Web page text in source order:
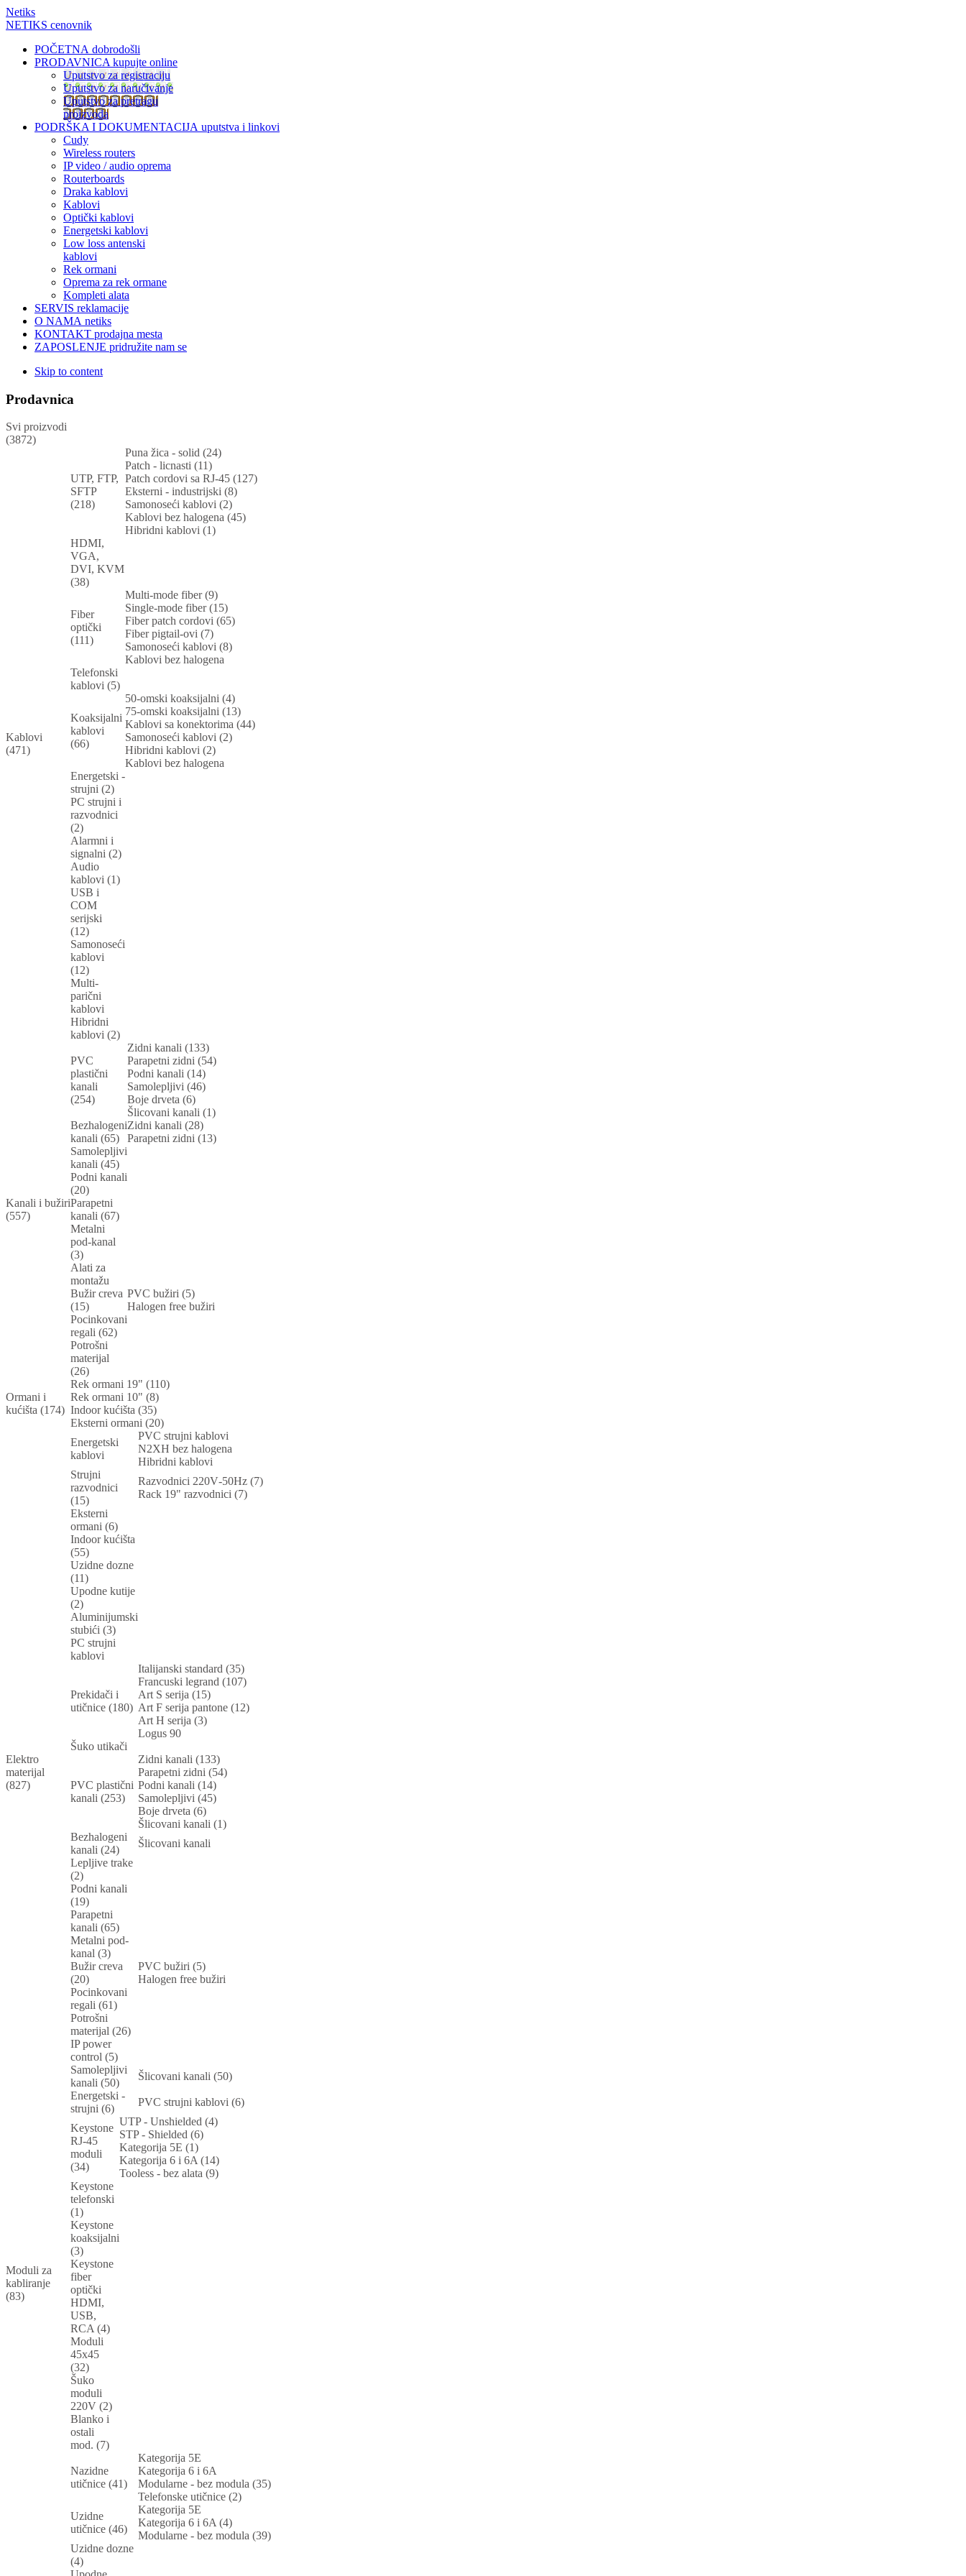
Netiks
NETIKS cenovnik
POČETNA dobrodošli
PRODAVNICA kupujte online
Uputstvo za registraciju
Uputstvo za naručivanje
Uputstvo za pretragu
proizvoda
PODRŠKA I DOKUMENTACIJA uputstva i linkovi
Cudy
Wireless routers
IP video / audio oprema
Routerboards
Draka kablovi
Kablovi
Optički kablovi
Energetski kablovi
Low loss antenski
kablovi
Rek ormani
Oprema za rek ormane
Kompleti alata
SERVIS reklamacije
O NAMA netiks
KONTAKT prodajna mesta
ZAPOSLENJE pridružite nam se
Skip to content
Prodavnica
Svi proizvodi
(3872)
Kablovi
(471)
UTP, FTP,
SFTP
(218)
Puna žica - solid (24)
Patch - licnasti (11)
Patch cordovi sa RJ-45 (127)
Eksterni - industrijski (8)
Samonoseći kablovi (2)
Kablovi bez halogena (45)
Hibridni kablovi (1)
HDMI,
VGA,
DVI, KVM
(38)
Fiber
optički
(111)
Multi-mode fiber (9)
Single-mode fiber (15)
Fiber patch cordovi (65)
Fiber pigtail-ovi (7)
Samonoseći kablovi (8)
Kablovi bez halogena
Telefonski
kablovi (5)
Koaksijalni
kablovi
(66)
50-omski koaksijalni (4)
75-omski koaksijalni (13)
Kablovi sa konektorima (44)
Samonoseći kablovi (2)
Hibridni kablovi (2)
Kablovi bez halogena
Energetski -
strujni (2)
PC strujni i
razvodnici
(2)
Alarmni i
signalni (2)
Audio
kablovi (1)
USB i
COM
serijski
(12)
Samonoseći
kablovi
(12)
Multi-
parični
kablovi
Hibridni
kablovi (2)
Kanali i bužiri
(557)
PVC
plastični
kanali
(254)
Zidni kanali (133)
Parapetni zidni (54)
Podni kanali (14)
Samolepljivi (46)
Boje drveta (6)
Šlicovani kanali (1)
Bezhalogeni
kanali (65)
Zidni kanali (28)
Parapetni zidni (13)
Samolepljivi
kanali (45)
Podni kanali
(20)
Parapetni
kanali (67)
Metalni
pod-kanal
(3)
Alati za
montažu
Bužir creva
(15)
PVC bužiri (5)
Halogen free bužiri
Pocinkovani
regali (62)
Potrošni
materijal
(26)
Ormani i
kućišta (174)
Rek ormani 19" (110)
Rek ormani 10" (8)
Indoor kućišta (35)
Eksterni ormani (20)
Elektro
materijal
(827)
Energetski
kablovi
PVC strujni kablovi
N2XH bez halogena
Hibridni kablovi
Strujni
razvodnici
(15)
Razvodnici 220V-50Hz (7)
Rack 19" razvodnici (7)
Eksterni
ormani (6)
Indoor kućišta
(55)
Uzidne dozne
(11)
Upodne kutije
(2)
Aluminijumski
stubići (3)
PC strujni
kablovi
Prekidači i
utičnice (180)
Italijanski standard (35)
Francuski legrand (107)
Art S serija (15)
Art F serija pantone (12)
Art H serija (3)
Logus 90
Šuko utikači
PVC plastični
kanali (253)
Zidni kanali (133)
Parapetni zidni (54)
Podni kanali (14)
Samolepljivi (45)
Boje drveta (6)
Šlicovani kanali (1)
Bezhalogeni
kanali (24)
Šlicovani kanali
Lepljive trake
(2)
Podni kanali
(19)
Parapetni
kanali (65)
Metalni pod-
kanal (3)
Bužir creva
(20)
PVC bužiri (5)
Halogen free bužiri
Pocinkovani
regali (61)
Potrošni
materijal (26)
IP power
control (5)
Samolepljivi
kanali (50)
Šlicovani kanali (50)
Energetski -
strujni (6)
PVC strujni kablovi (6)
Moduli za
kabliranje
(83)
Keystone
RJ-45
moduli
(34)
UTP - Unshielded (4)
STP - Shielded (6)
Kategorija 5E (1)
Kategorija 6 i 6A (14)
Tooless - bez alata (9)
Keystone
telefonski
(1)
Keystone
koaksijalni
(3)
Keystone
fiber
optički
HDMI,
USB,
RCA (4)
Moduli
45x45
(32)
Šuko
moduli
220V (2)
Blanko i
ostali
mod. (7)
Nazidne
utičnice (41)
Kategorija 5E
Kategorija 6 i 6A
Modularne - bez modula (35)
Telefonske utičnice (2)
Uzidne
utičnice (46)
Kategorija 5E
Kategorija 6 i 6A (4)
Modularne - bez modula (39)
Uzidne dozne
(4)